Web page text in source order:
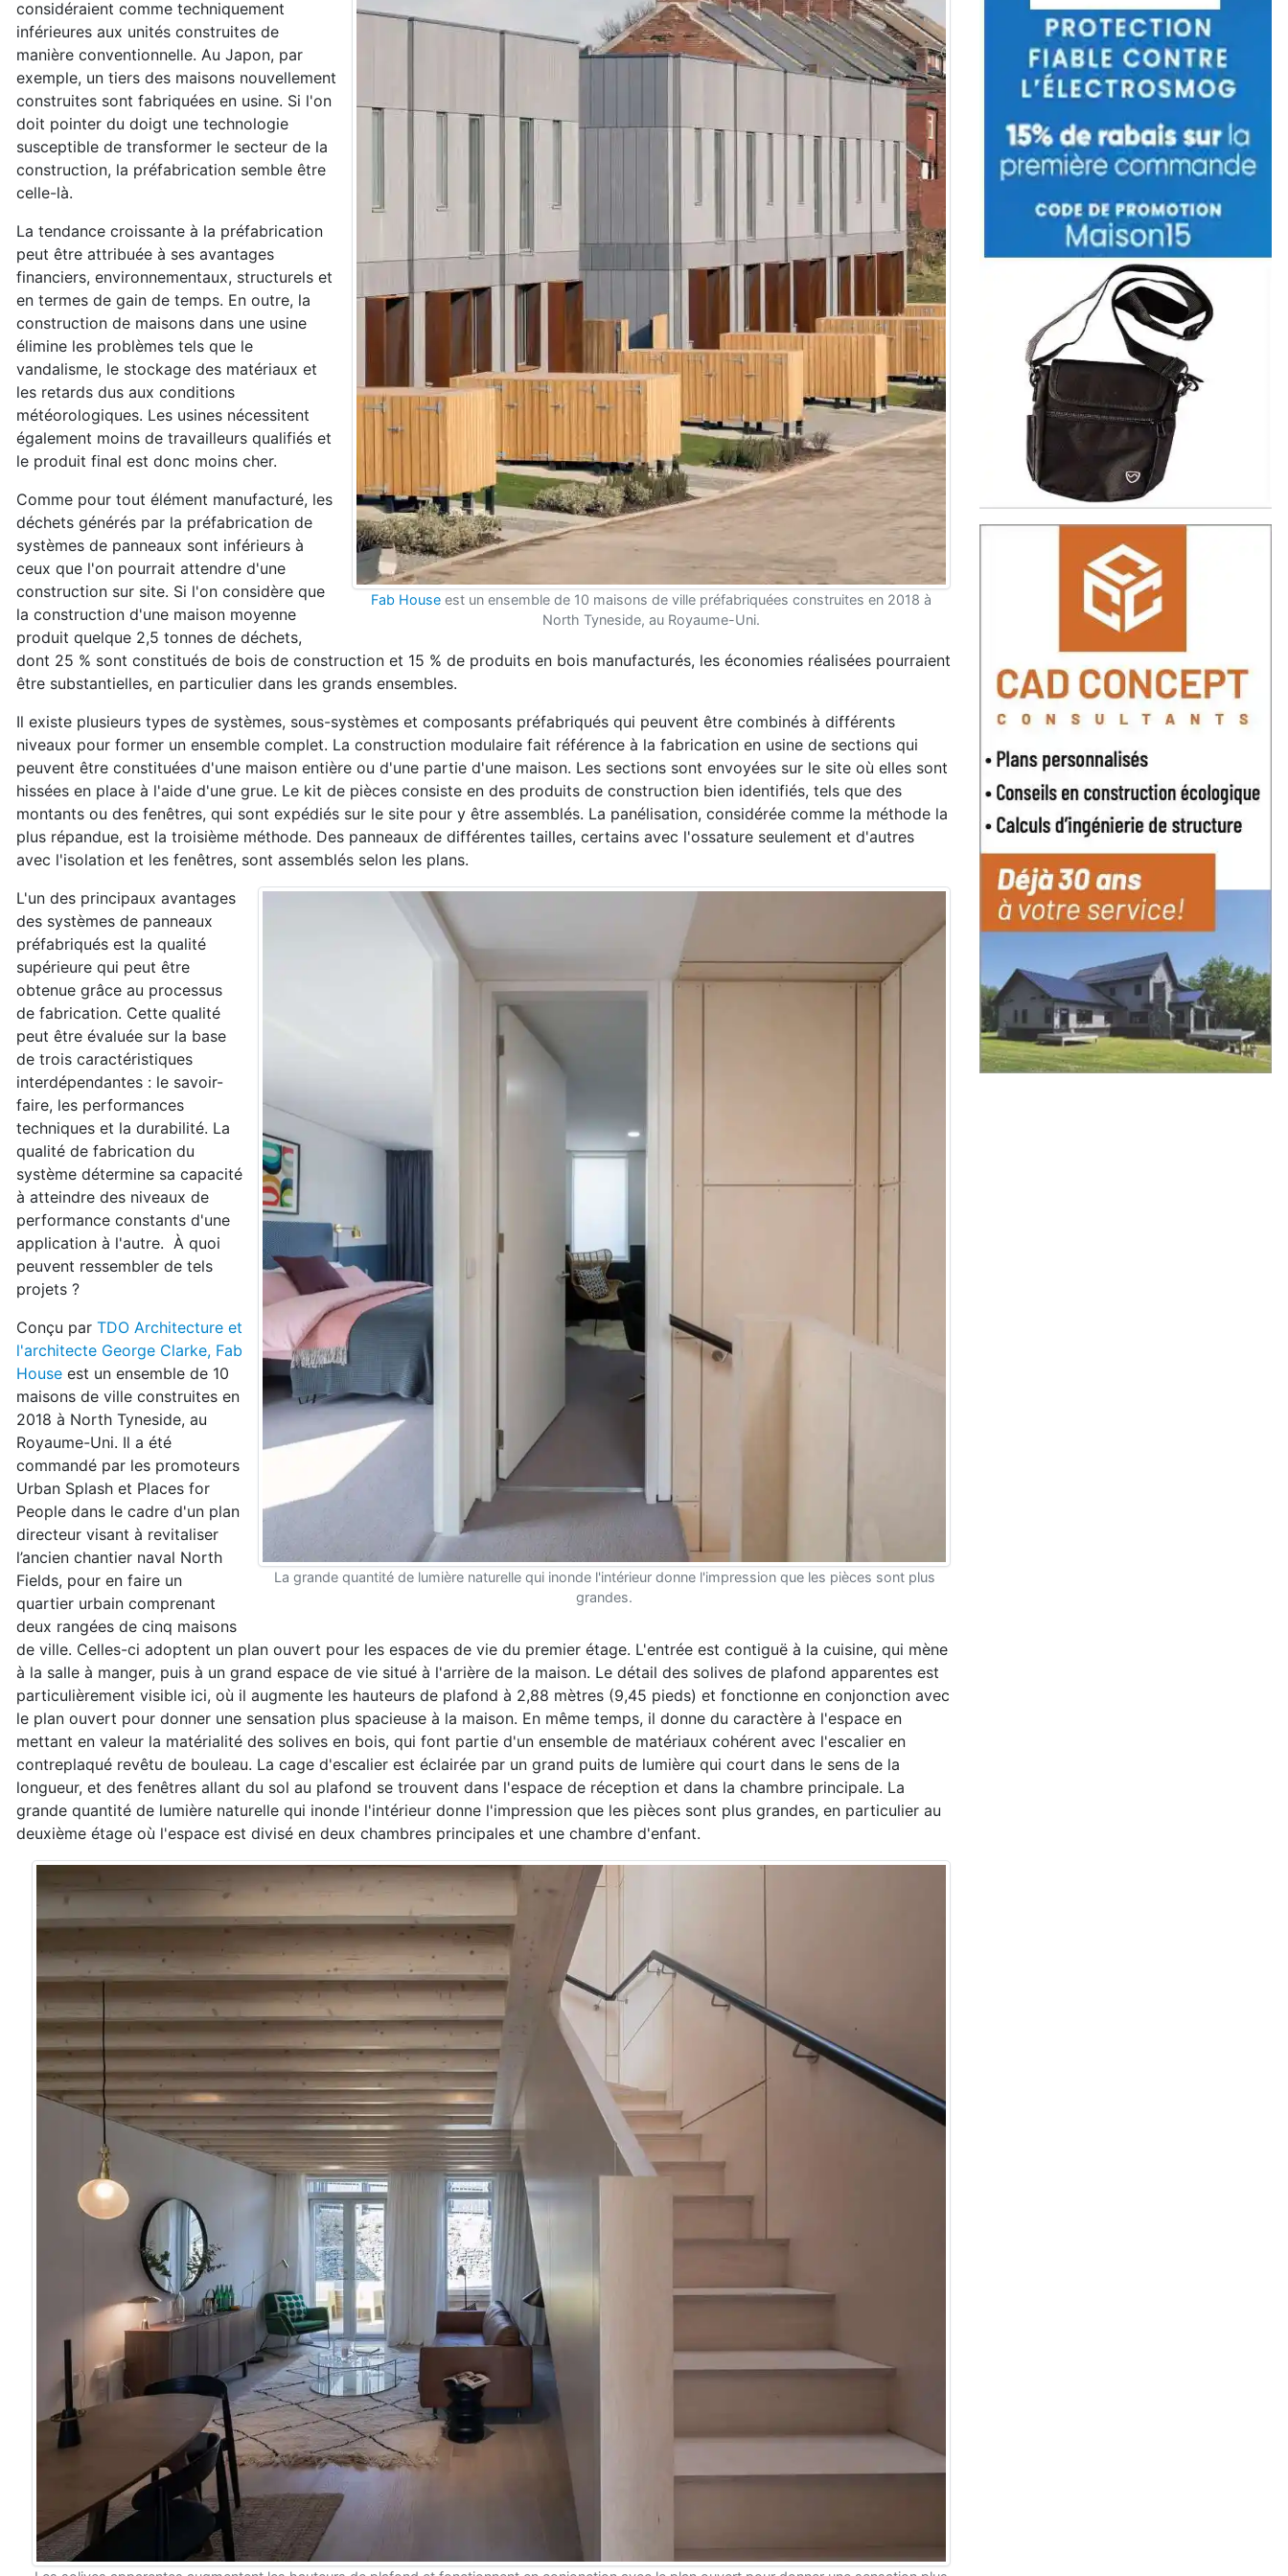
Fab House est un ensemble de 10 maisons de ville préfabriquées construites en 2018 à
North Tyneside, au Royaume-Uni.
considéraient comme techniquement
inférieures aux unités construites de
manière conventionnelle. Au Japon, par
exemple, un tiers des maisons nouvellement
construites sont fabriquées en usine. Si l'on
doit pointer du doigt une technologie
susceptible de transformer le secteur de la
construction, la préfabrication semble être
celle-là.
La tendance croissante à la préfabrication
peut être attribuée à ses avantages
financiers, environnementaux, structurels et
en termes de gain de temps. En outre, la
construction de maisons dans une usine
élimine les problèmes tels que le
vandalisme, le stockage des matériaux et
les retards dus aux conditions
météorologiques. Les usines nécessitent
également moins de travailleurs qualifiés et
le produit final est donc moins cher.
Comme pour tout élément manufacturé, les
déchets générés par la préfabrication de
systèmes de panneaux sont inférieurs à
ceux que l'on pourrait attendre d'une
construction sur site. Si l'on considère que
la construction d'une maison moyenne
produit quelque 2,5 tonnes de déchets,
dont 25 % sont constitués de bois de construction et 15 % de produits en bois manufacturés, les économies réalisées pourraient
être substantielles, en particulier dans les grands ensembles.
Il existe plusieurs types de systèmes, sous-systèmes et composants préfabriqués qui peuvent être combinés à différents
niveaux pour former un ensemble complet. La construction modulaire fait référence à la fabrication en usine de sections qui
peuvent être constituées d'une maison entière ou d'une partie d'une maison. Les sections sont envoyées sur le site où elles sont
hissées en place à l'aide d'une grue. Le kit de pièces consiste en des produits de construction bien identifiés, tels que des
montants ou des fenêtres, qui sont expédiés sur le site pour y être assemblés. La panélisation, considérée comme la méthode la
plus répandue, est la troisième méthode. Des panneaux de différentes tailles, certains avec l'ossature seulement et d'autres
avec l'isolation et les fenêtres, sont assemblés selon les plans.
La grande quantité de lumière naturelle qui inonde l'intérieur donne l'impression que les pièces sont plus
grandes.
L'un des principaux avantages
des systèmes de panneaux
préfabriqués est la qualité
supérieure qui peut être
obtenue grâce au processus
de fabrication. Cette qualité
peut être évaluée sur la base
de trois caractéristiques
interdépendantes : le savoir-
faire, les performances
techniques et la durabilité. La
qualité de fabrication du
système détermine sa capacité
à atteindre des niveaux de
performance constants d'une
application à l'autre. À quoi
peuvent ressembler de tels
projets ?
Conçu par TDO Architecture et
l'architecte George Clarke, Fab
House est un ensemble de 10
maisons de ville construites en
2018 à North Tyneside, au
Royaume-Uni. Il a été
commandé par les promoteurs
Urban Splash et Places for
People dans le cadre d'un plan
directeur visant à revitaliser
l’ancien chantier naval North
Fields, pour en faire un
quartier urbain comprenant
deux rangées de cinq maisons
de ville. Celles-ci adoptent un plan ouvert pour les espaces de vie du premier étage. L'entrée est contiguë à la cuisine, qui mène
à la salle à manger, puis à un grand espace de vie situé à l'arrière de la maison. Le détail des solives de plafond apparentes est
particulièrement visible ici, où il augmente les hauteurs de plafond à 2,88 mètres (9,45 pieds) et fonctionne en conjonction avec
le plan ouvert pour donner une sensation plus spacieuse à la maison. En même temps, il donne du caractère à l'espace en
mettant en valeur la matérialité des solives en bois, qui font partie d'un ensemble de matériaux cohérent avec l'escalier en
contreplaqué revêtu de bouleau. La cage d'escalier est éclairée par un grand puits de lumière qui court dans le sens de la
longueur, et des fenêtres allant du sol au plafond se trouvent dans l'espace de réception et dans la chambre principale. La
grande quantité de lumière naturelle qui inonde l'intérieur donne l'impression que les pièces sont plus grandes, en particulier au
deuxième étage où l'espace est divisé en deux chambres principales et une chambre d'enfant.